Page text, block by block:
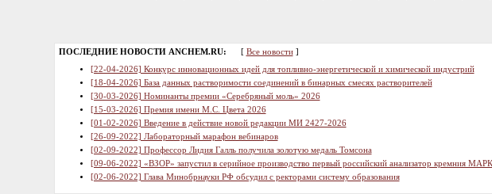
ПОСЛЕДНИЕ НОВОСТИ ANCHEM.RU: [ Все новости]
[22-04-2026] Конкурс инновационных идей для топливно-энергетической и химической индустрий
[18-04-2026] База данных растворимости соединений в бинарных смесях растворителей
[30-03-2026] Номинанты премии «Серебряный моль» 2026
[15-03-2026] Премия имени М.С. Цвета 2026
[01-02-2026] Введение в действие новой редакции МИ 2427-2026
[26-09-2022] Лабораторный марафон вебинаров
[02-09-2022] Профессор Лидия Галль получила золотую медаль Томсона
[09-06-2022] «ВЗОР» запустил в серийное производство первый российский анализатор кремния
[02-06-2022] Глава Минобрнауки РФ обсудил с ректорами систему образования